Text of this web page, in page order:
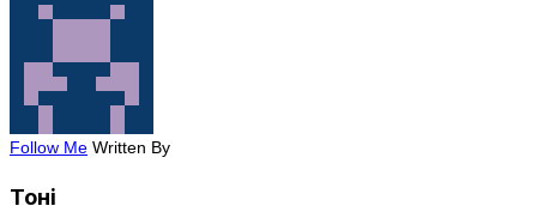
Follow Me Written By
Тоні